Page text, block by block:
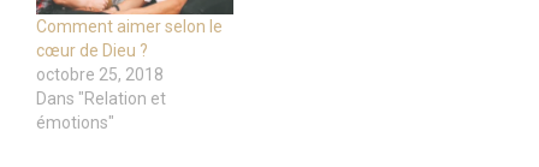
Comment aimer selon le
cœur de Dieu ?
octobre 25, 2018
Dans "Relation et
émotions"